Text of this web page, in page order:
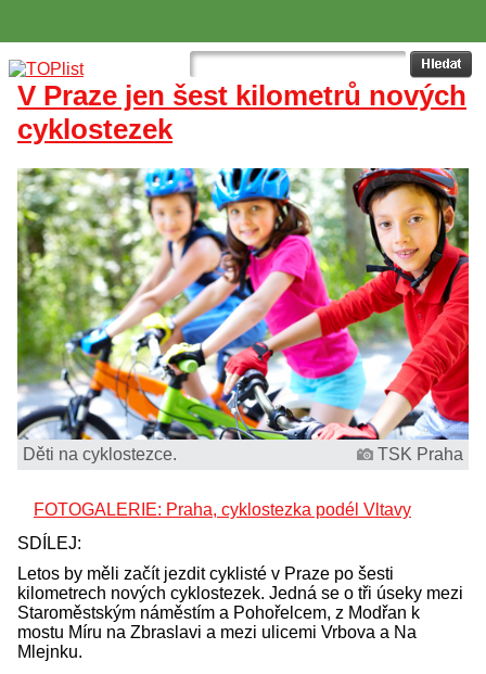
V Praze jen šest kilometrů nových
cyklostezek
Děti na cyklostezce. TSK Praha
FOTOGALERIE: Praha, cyklostezka podél Vltavy
SDÍLEJ:
Letos by měli začít jezdit cyklisté v Praze po šesti
kilometrech nových cyklostezek. Jedná se o tři úseky mezi
Staroměstským náměstím a Pohořelcem, z Modřan k
mostu Míru na Zbraslavi a mezi ulicemi Vrbova a Na
Mlejnku.